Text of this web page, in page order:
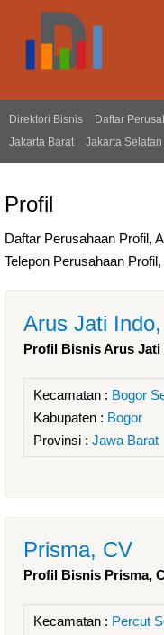
Direktori Bisnis Daftar
Jakarta Barat
Jakarta Selatan
Profil
Daftar Perusahaan Profil,
Telepon Perusahaan
Arus Jati
Profil Bisnis Arus Jati
Kecamatan : Bogor
Kabupaten : Bogor
Provinsi : Jawa Barat
Prisma, CV
Profil Bisnis Prisma,
Kecamatan : Percut